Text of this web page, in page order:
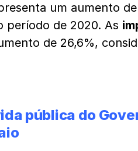
um aumento
período de 2020. As
de 26,6%,
pública do